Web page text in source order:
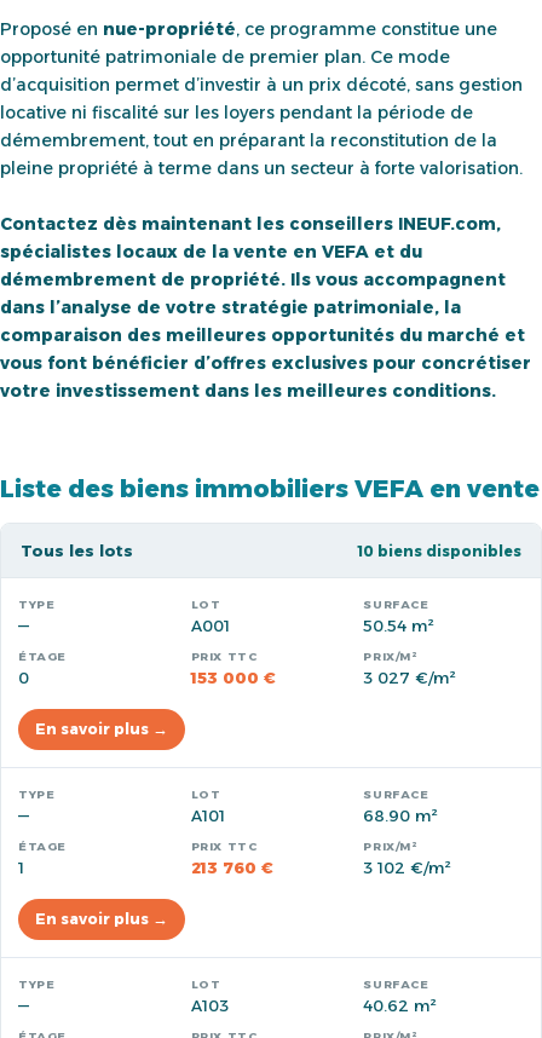
Proposé en nue-propriété, ce programme constitue une
opportunité patrimoniale de premier plan. Ce mode
d’acquisition permet d’investir à un prix décoté, sans gestion
locative ni fiscalité sur les loyers pendant la période de
démembrement, tout en préparant la reconstitution de la
pleine propriété à terme dans un secteur à forte valorisation.
Contactez dès maintenant les conseillers INEUF.com,
spécialistes locaux de la vente en VEFA et du
démembrement de propriété. Ils vous accompagnent
dans l’analyse de votre stratégie patrimoniale, la
comparaison des meilleures opportunités du marché et
vous font bénéficier d’offres exclusives pour concrétiser
votre investissement dans les meilleures conditions.
Liste des biens immobiliers VEFA en vente
Tous les lots 10 biens disponibles
— A001 50.54 m²
0 153 000 € 3 027 €/m²
En savoir plus →
— A101 68.90 m²
1 213 760 € 3 102 €/m²
En savoir plus →
— A103 40.62 m²